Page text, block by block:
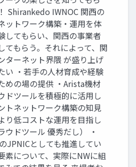
Shirankedo IWNOC 関西の
ットワーク構築・運用を体
してもらい、関西の事業者
てもらう。それによって、関
ターネット界隈 が盛り上げ
い ・若手の人材育成や経験
めの場の提供 ・Arista機材
ドツールを積極的に活用し
トネットワーク構築の知見
り低コストな運用を目指し
ウドツール 優秀だし） ・
JPNICとしても推進してい
素について、実際にNWに組